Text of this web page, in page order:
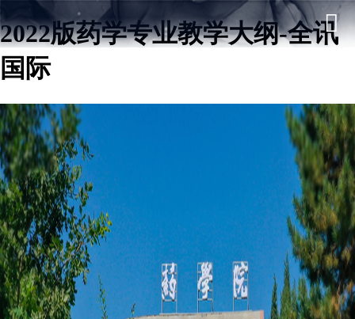
2022版药学专业教学大纲-全讯
国际